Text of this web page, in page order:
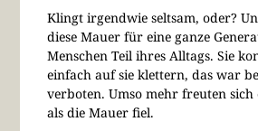
Klingt irgendwie seltsam, oder?
diese Mauer für eine ganze
Menschen Teil ihres Alltags. Sie
einfach auf sie klettern, das war
verboten. Umso mehr freuten sich
als die Mauer fiel.